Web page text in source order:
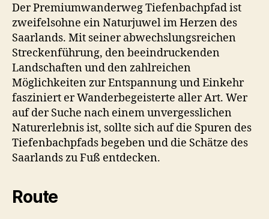
Der Premiumwanderweg Tiefenbachpfad ist
zweifelsohne ein Naturjuwel im Herzen des
Saarlands. Mit seiner abwechslungsreichen
Streckenführung, den beeindruckenden
Landschaften und den zahlreichen
Möglichkeiten zur Entspannung und Einkehr
fasziniert er Wanderbegeisterte aller Art. Wer
auf der Suche nach einem unvergesslichen
Naturerlebnis ist, sollte sich auf die Spuren des
Tiefenbachpfads begeben und die Schätze des
Saarlands zu Fuß entdecken.
Route